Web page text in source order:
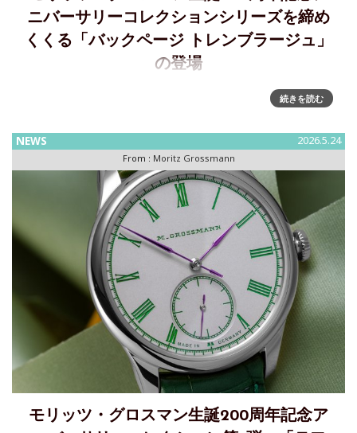
ニバーサリーコレクションシリーズを締め
くくる「バックページ トレンブラージュ」
の登場
モリッツ・グロスマン生誕200周年を記念する最後のアニバー
サリーコレクション、「バックページ トレンブラージュ」を
ックページ トレンブラージュ」。モリッツ・グロスマン生誕
200周
続きを読む
NEWS 2026.5.24
From : Moritz Grossmann
モリッツ・グロスマン生誕200周年記念ア